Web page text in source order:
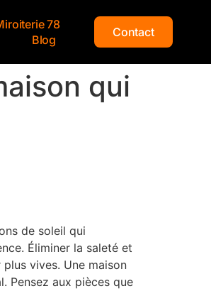
78
Blog
Contact
qui
de soleil qui
Éliminer la saleté et
vives. Une maison
Pensez aux pièces que